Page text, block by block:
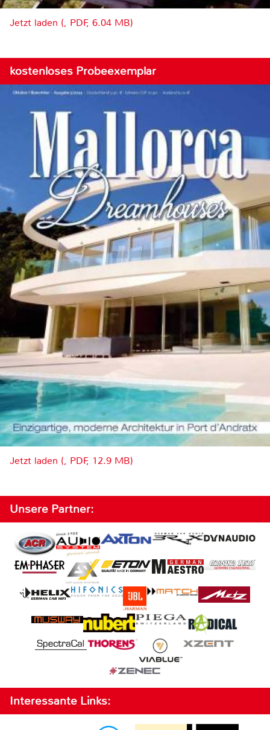
Jetzt laden (, PDF, 6.04 MB)
kostenloses Probeexemplar
Jetzt laden (, PDF, 12.9 MB)
Unsere Partner:
Interessante Links: